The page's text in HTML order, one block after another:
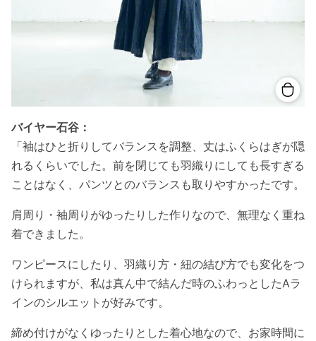
バイヤー石谷：
「袖はひと折りしてバランスを調整、丈はふくらはぎが隠
れるくらいでした。前を閉じても羽織りにしても長すぎる
ことはなく、パンツとのバランスも取りやすかったです。
肩周り・袖周りがゆったりした作りなので、無理なく重ね
着できました。
ワンピースにしたり、羽織り方・紐の結び方でも変化をつ
けられますが、私は真ん中で結んだ時のふわっとしたAラ
インのシルエットが好みです。
締め付けがなくゆったりとした着心地なので、お家時間に